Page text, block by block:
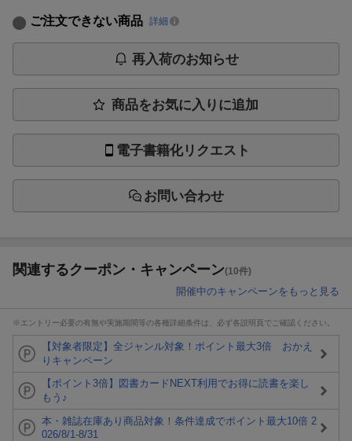
ご注文できない商品 詳細
再入荷のお知らせ
商品をお気に入りに追加
電子書籍化リクエスト
お問い合わせ
関連するクーポン・キャンペーン(10件)
開催中のキャンペーンをもっと見る
※エントリー必要の有無や実施期間等の各種詳細条件は、必ず各説明頁でご確認ください。
【対象者限定】全ジャンル対象！ポイント最大3倍 おかえ
りキャンペーン
【ポイント3倍】図書カードNEXT利用でお得に読書を楽し
もう♪
本・雑誌在庫あり商品対象！条件達成でポイント最大10倍 2
026/8/1-8/31